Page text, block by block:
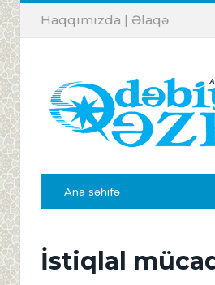
Haqqımızda | Əlaqə
Ana səhifə
İstiqlal